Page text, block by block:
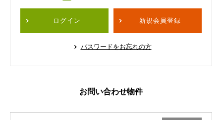
ログイン 新規会員登録
パスワードをお忘れの方
お問い合わせ物件